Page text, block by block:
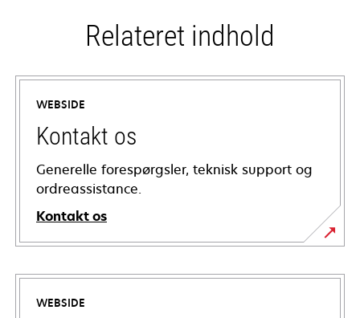
Relateret indhold
WEBSIDE
Kontakt os
Generelle forespørgsler, teknisk support og
ordreassistance.
Kontakt os
WEBSIDE